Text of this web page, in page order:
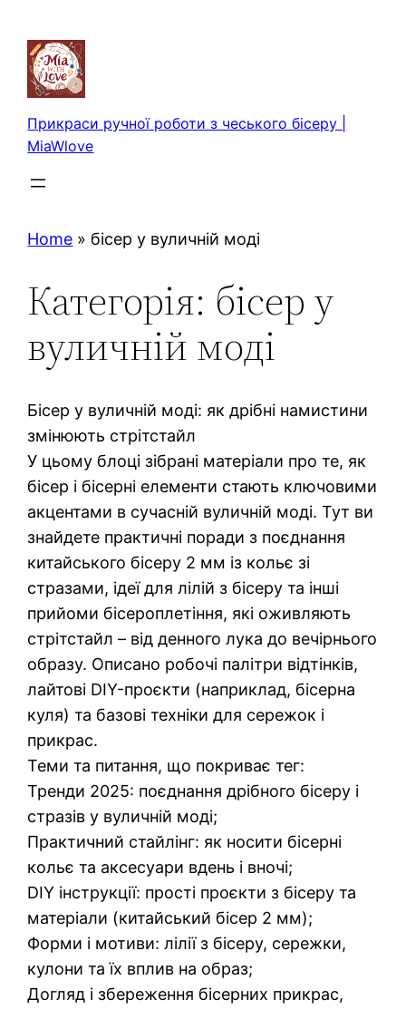
вмісту
Прикраси ручної роботи з чеського бісеру |
MiaWlove
Home » бісер у вуличній моді
Категорія: бісер у
вуличній моді
Бісер у вуличній моді: як дрібні намистини
змінюють стрітстайл
У цьому блоці зібрані матеріали про те, як
бісер і бісерні елементи стають ключовими
акцентами в сучасній вуличній моді. Тут ви
знайдете практичні поради з поєднання
китайського бісеру 2 мм із кольє зі
стразами, ідеї для лілій з бісеру та інші
прийоми бісероплетіння, які оживляють
стрітстайл – від денного лука до вечірнього
образу. Описано робочі палітри відтінків,
лайтові DIY-проєкти (наприклад, бісерна
куля) та базові техніки для сережок і
прикрас.
Теми та питання, що покриває тег:
Тренди 2025: поєднання дрібного бісеру і
стразів у вуличній моді;
Практичний стайлінг: як носити бісерні
кольє та аксесуари вдень і вночі;
DIY інструкції: прості проєкти з бісеру та
матеріали (китайський бісер 2 мм);
Форми і мотиви: лілії з бісеру, сережки,
кулони та їх вплив на образ;
Догляд і збереження бісерних прикрас,